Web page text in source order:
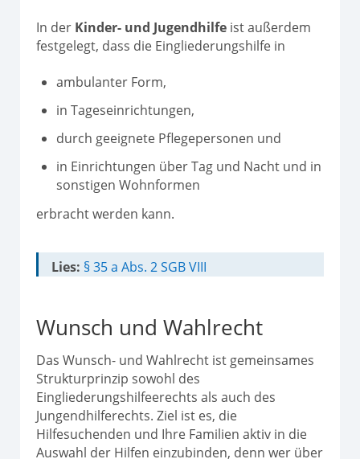
In der Kinder- und Jugendhilfe ist außerdem
festgelegt, dass die Eingliederungshilfe in
ambulanter Form,
in Tageseinrichtungen,
durch geeignete Pflegepersonen und
in Einrichtungen über Tag und Nacht und in
sonstigen Wohnformen
erbracht werden kann.
Lies: § 35 a Abs. 2 SGB VIII
Wunsch und Wahlrecht
Das Wunsch- und Wahlrecht ist gemeinsames
Strukturprinzip sowohl des
Eingliederungshilfeerechts als auch des
Jungendhilferechts. Ziel ist es, die
Hilfesuchenden und Ihre Familien aktiv in die
Auswahl der Hilfen einzubinden, denn wer über